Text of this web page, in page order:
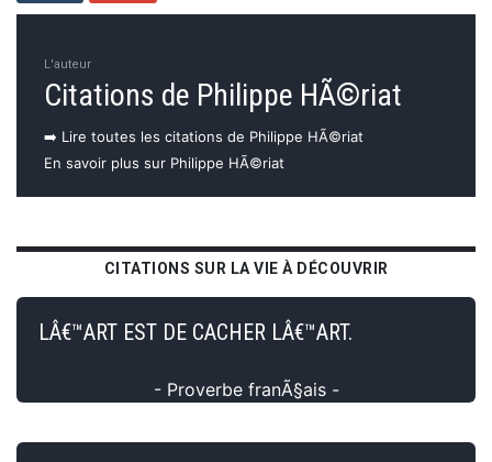
L'auteur
Citations de Philippe HÃ©riat
➡️ Lire toutes les citations de Philippe HÃ©riat
En savoir plus sur Philippe HÃ©riat
CITATIONS SUR LA VIE À DÉCOUVRIR
LÂ€™ART EST DE CACHER LÂ€™ART.
- Proverbe franÃ§ais -